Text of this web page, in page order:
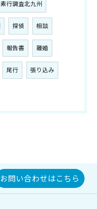
素行調査北九州
探偵 相談
報告書 離婚
尾行 張り込み
お問い合わせはこちら